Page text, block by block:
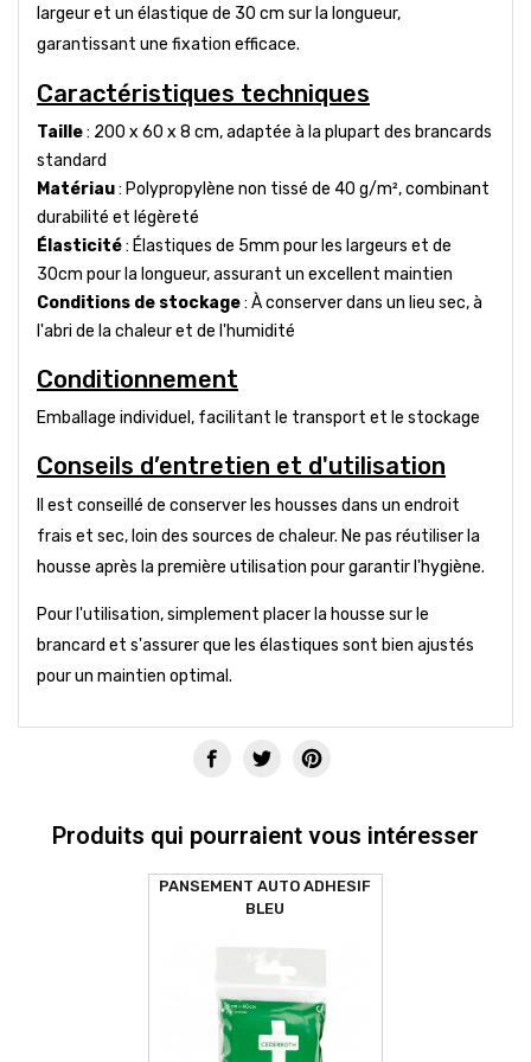
largeur et un élastique de 30 cm sur la longueur,
garantissant une fixation efficace.
Caractéristiques techniques
Taille: 200 x 60 x 8 cm, adaptée à la plupart des brancards
standard
Matériau: Polypropylène non tissé de 40 g/m², combinant
durabilité et légèreté
Élasticité: Élastiques de 5mm pour les largeurs et de
30cm pour la longueur, assurant un excellent maintien
Conditions de stockage: À conserver dans un lieu sec, à
l'abri de la chaleur et de l'humidité
Conditionnement
Emballage individuel, facilitant le transport et le stockage
Conseils d’entretien et d'utilisation
Il est conseillé de conserver les housses dans un endroit
frais et sec, loin des sources de chaleur. Ne pas réutiliser la
housse après la première utilisation pour garantir l'hygiène.
Pour l'utilisation, simplement placer la housse sur le
brancard et s'assurer que les élastiques sont bien ajustés
pour un maintien optimal.
Produits qui pourraient vous intéresser
PANSEMENT AUTO ADHESIF
BLEU